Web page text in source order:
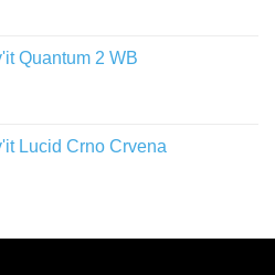
Quantum 2 WB
Lucid Crno Crvena